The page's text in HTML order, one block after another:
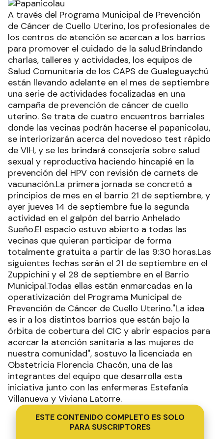
A través del Programa Municipal de Prevención
de Cáncer de Cuello Uterino, los profesionales de
los centros de atención se acercan a los barrios
para promover el cuidado de la salud.Brindando
charlas, talleres y actividades, los equipos de
Salud Comunitaria de los CAPS de Gualeguaychú
están llevando adelante en el mes de septiembre
una serie de actividades focalizadas en una
campaña de prevención de cáncer de cuello
uterino. Se trata de cuatro encuentros barriales
donde las vecinas podrán hacerse el papanicolau,
se interiorizarán acerca del novedoso test rápido
de VIH, y se les brindará consejería sobre salud
sexual y reproductiva haciendo hincapié en la
prevención del HPV con revisión de carnets de
vacunación.La primera jornada se concretó a
principios de mes en el barrio 21 de septiembre, y
ayer jueves 14 de septiembre fue la segunda
actividad en el galpón del barrio Anhelado
Sueño.El espacio estuvo abierto a todas las
vecinas que quieran participar de forma
totalmente gratuita a partir de las 9:30 horas.Las
siguientes fechas serán el 21 de septiembre en el
Zuppichini y el 28 de septiembre en el Barrio
Municipal.Todas ellas están enmarcadas en la
operativización del Programa Municipal de
Prevención de Cáncer de Cuello Uterino."La idea
es ir a los distintos barrios que están bajo la
órbita de cobertura del CIC y abrir espacios para
acercar la atención sanitaria a las mujeres de
nuestra comunidad", sostuvo la licenciada en
Obstetricia Florencia Chacón, una de las
integrantes del equipo que desarrolla esta
iniciativa junto con las enfermeras Estefanía
Villanueva y Viviana Latorre.
ESTE CONTENIDO COMPLETO ES SOLO
PARA SUSCRIPTORES